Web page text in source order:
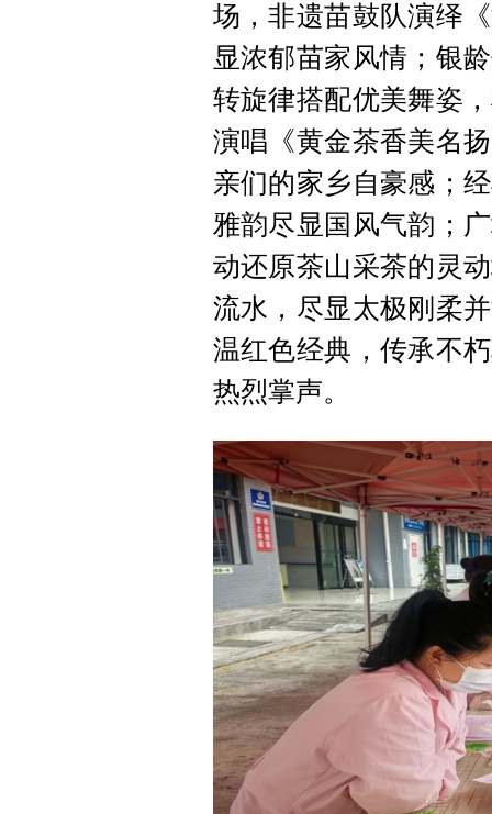
场，非遗苗鼓队演绎
显浓郁苗家风情；银
转旋律搭配优美舞姿
演唱《黄金茶香美名
亲们的家乡自豪感；
雅韵尽显国风气韵；
动还原茶山采茶的灵
流水，尽显太极刚柔
温红色经典，传承不
热烈掌声。